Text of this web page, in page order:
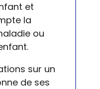
et
la
ou
sur un
de ses